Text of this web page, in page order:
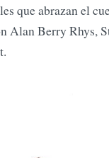
que abrazan el
Alan Berry Rhys,